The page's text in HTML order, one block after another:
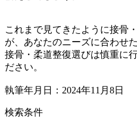
これまで見てきたように接骨
が、あなたのニーズに合わせ
接骨・柔道整復選びは慎重に
ださい。
執筆年月日：2024年11月8日
検索条件